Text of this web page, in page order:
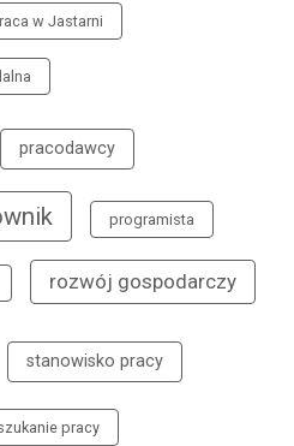
w Jastarni
pracodawcy
programista
rozwój gospodarczy
stanowisko pracy
pracy